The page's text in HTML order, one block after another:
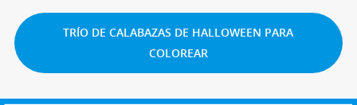
TRÍO DE CALABAZAS DE HALLOWEEN PARA
COLOREAR